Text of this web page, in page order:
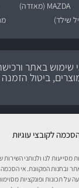
לקובצי עוגיות
מסייעות לנו ולנותני
ובחנות המקוונת. אי
על תכונות ופונקציות
MAZDA (מאזדה)
שימוש באתר
ביטול הזמנה